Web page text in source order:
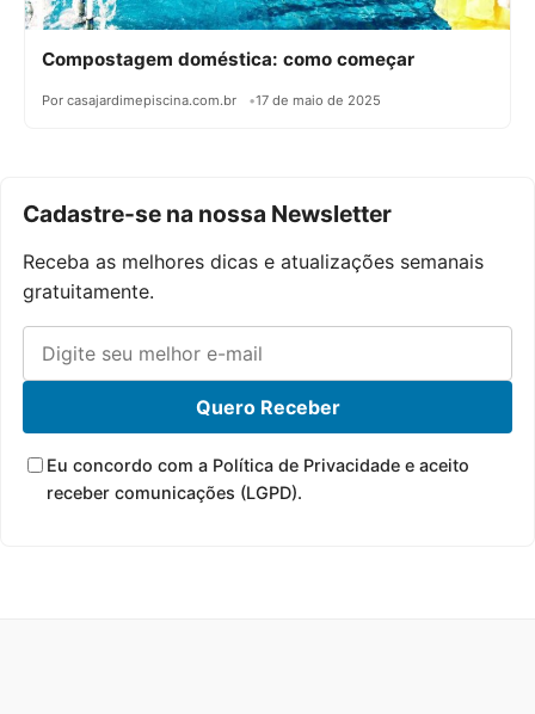
Compostagem doméstica: como começar
Por casajardimepiscina.com.br 17 de maio de 2025
Cadastre-se na nossa Newsletter
Receba as melhores dicas e atualizações semanais
gratuitamente.
Quero Receber
Eu concordo com a Política de Privacidade e aceito
receber comunicações (LGPD).